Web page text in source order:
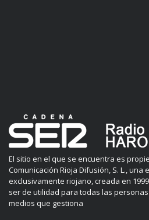
El sitio en el que se encuentra es
Comunicación Rioja Difusión, S. L., una
exclusivamente riojano, creada en
ser de utilidad para todas las
medios que gestiona